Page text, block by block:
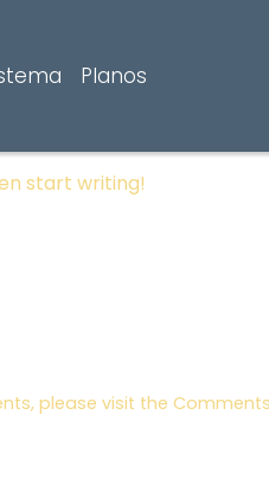
Planos
start writing!
please visit the